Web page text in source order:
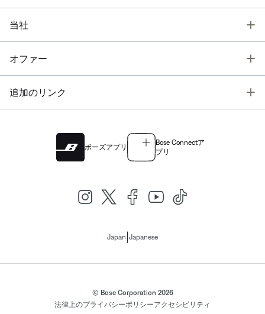
当社
オファー
追加のリンク
ボーズアプリ
Bose Connectア
プリ
Japan Japanese
© Bose Corporation 2026
法律上のプライバシーポリシーアクセシビリティ